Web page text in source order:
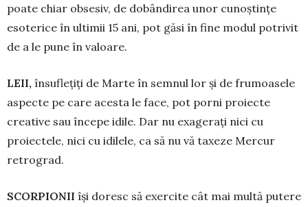
poate chiar ob­sesiv, de dobândirea unor cunoștințe
esoterice în ultimii 15 ani, pot găsi în fine modul potrivit
de a le pune în valoare.
LEII, însuflețiți de Marte în semnul lor și de frumoasele
aspecte pe care acesta le face, pot porni proiecte
creative sau în­ce­pe idile. Dar nu exagerați nici cu
proiectele, nici cu idilele, ca să nu vă taxeze Mercur
retrograd.
SCORPIONII își doresc să exercite cât mai multă putere